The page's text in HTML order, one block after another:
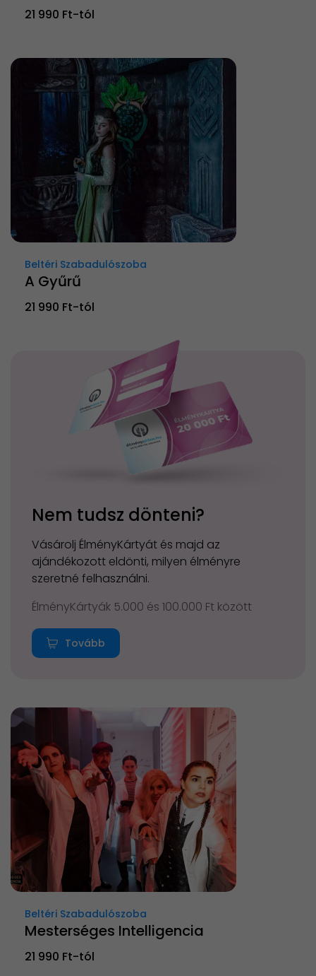
21 990 Ft-tól
Beltéri Szabadulószoba
A Gyűrű
21 990 Ft-tól
Nem tudsz dönteni?
Vásárolj ÉlményKártyát és majd az
ajándékozott eldönti, milyen élményre
szeretné felhasználni.
ÉlményKártyák 5.000 és 100.000 Ft között
Tovább
Beltéri Szabadulószoba
Mesterséges Intelligencia
21 990 Ft-tól